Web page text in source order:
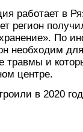
работает в
регион
По
необходим
травмы и
центре.
в 2020